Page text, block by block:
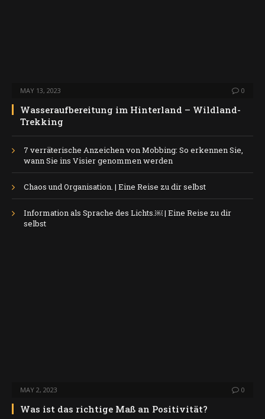
MAY 13, 2023 0
Wasseraufbereitung im Hinterland – Wildland-
Trekking
7 verräterische Anzeichen von Mobbing: So erkennen Sie,
wann Sie ins Visier genommen werden
Chaos und Organisation. | Eine Reise zu dir selbst
Information als Sprache des Lichts.￼ | Eine Reise zu dir
selbst
MAY 2, 2023 0
Was ist das richtige Maß an Positivität?